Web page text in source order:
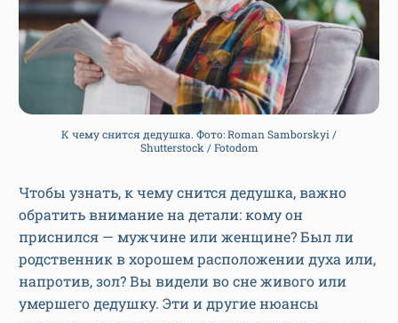
К чему снится дедушка. Фото: Roman Samborskyi /
Shutterstock / Fotodom
Чтобы узнать, к чему снится дедушка, важно
обратить внимание на детали: кому он
приснился — мужчине или женщине? Был ли
родственник в хорошем расположении духа или,
напротив, зол? Вы видели во сне живого или
умершего дедушку. Эти и другие нюансы